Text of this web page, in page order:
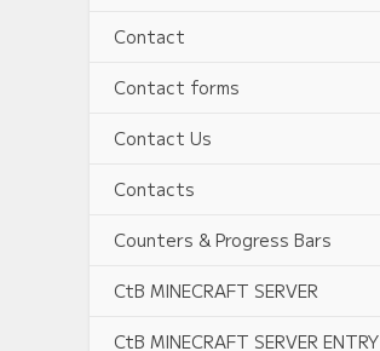
Contact
Contact forms
Contact Us
Contacts
Counters & Progress Bars
CtB MINECRAFT SERVER
CtB MINECRAFT SERVER ENTRY